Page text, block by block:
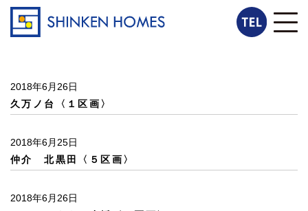
2018年6月26日
久万ノ台〈１区画〉
2018年6月25日
仲介 北黒田〈５区画〉
2018年6月26日